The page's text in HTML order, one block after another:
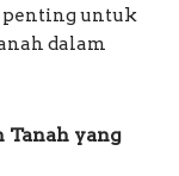
penting untuk
dalam
Tanah yang